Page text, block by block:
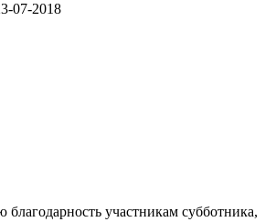
07-2018
участникам субботника,